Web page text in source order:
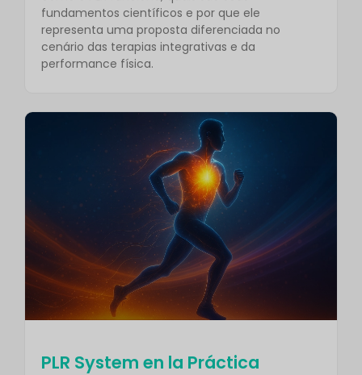
fundamentos científicos e por que ele
representa uma proposta diferenciada no
cenário das terapias integrativas e da
performance física.
PLR System en la Práctica